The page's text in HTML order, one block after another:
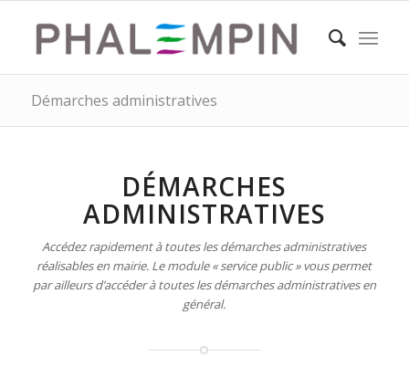
Démarches administratives
DÉMARCHES
ADMINISTRATIVES
Accédez rapidement à toutes les démarches administratives
réalisables en mairie. Le module « service public » vous permet
par ailleurs d’accéder à toutes les démarches administratives en
général.